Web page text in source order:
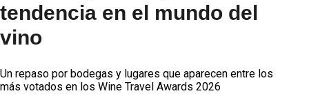
tendencia en el mundo del
vino
Un repaso por bodegas y lugares que aparecen entre los
más votados en los Wine Travel Awards 2026